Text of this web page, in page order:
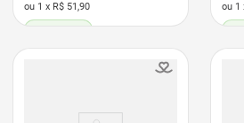
ou 1 x R$ 51,90
ou 1